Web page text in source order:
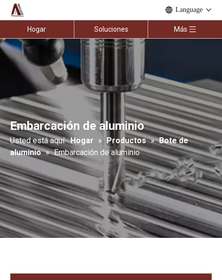
Language
Hogar Soluciones Más
Embarcación de aluminio
Usted está aquí: Hogar » Productos » Bote de
aluminio » Embarcación de aluminio